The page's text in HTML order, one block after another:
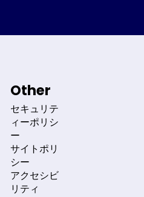
Other
セキュリテ
ィーポリシ
ー
サイトポリ
シー
アクセシビ
リティ